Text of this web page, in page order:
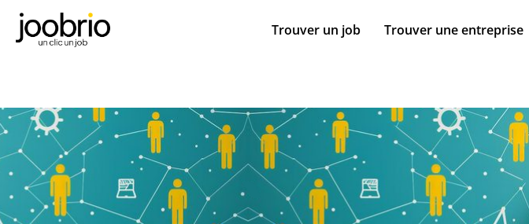
Trouver un job Trouver une entreprise